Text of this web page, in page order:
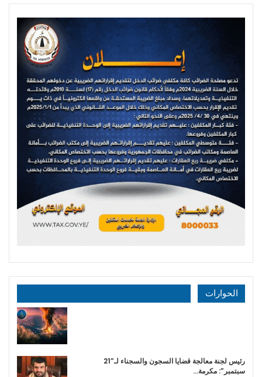
الحوارات
رئيس لجنة معالجة قضايا السجون والسجناء لـ”21
سبتمبر”: مكرمة…